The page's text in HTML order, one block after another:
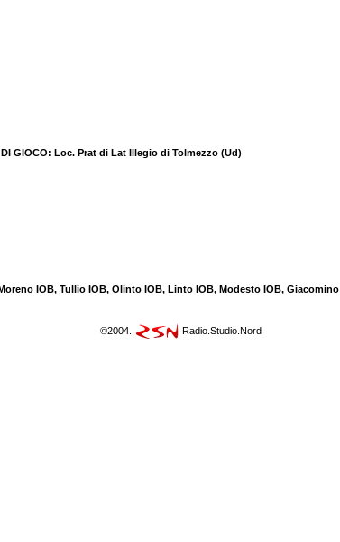
GIOCO: Loc. Prat di Lat Illegio di Tolmezzo (Ud)
IOB, Tullio IOB, Olinto IOB, Linto IOB, Modesto IOB,
©2004. Radio.Studio.Nord